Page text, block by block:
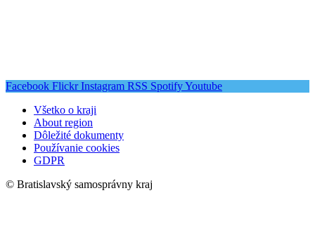
Facebook Flickr Instagram RSS SpotifyYoutube
Všetko o kraji
About region
Dôležité dokumenty
Používanie cookies
GDPR
© Bratislavský samosprávny kraj